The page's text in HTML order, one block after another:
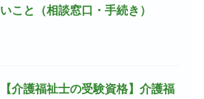
いこと（相談窓口・手続き）
【介護福祉士の受験資格】介護福